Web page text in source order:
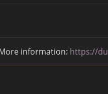
information: https://